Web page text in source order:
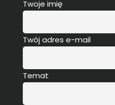
Twoje imię
Twój adres e-mail
Temat